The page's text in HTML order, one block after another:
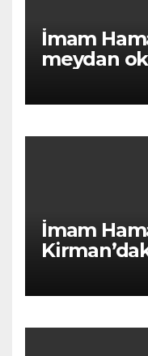
İmam
meydan
dönüyor!”
İmam